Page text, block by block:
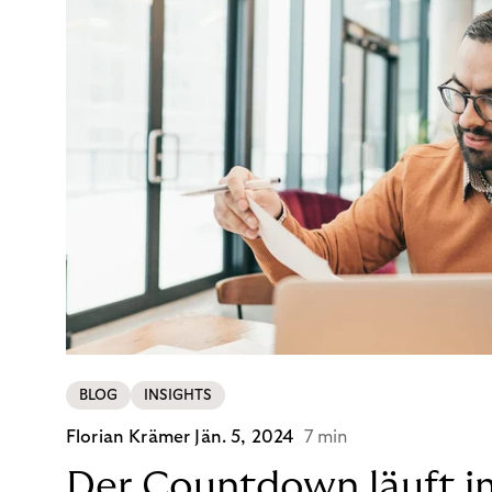
BLOG INSIGHTS
Florian Krämer Jän. 5, 2024 7 min